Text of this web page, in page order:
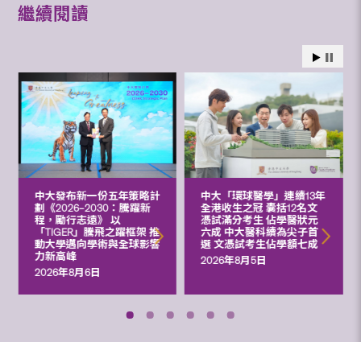
繼續閱讀
中大發布新一份五年策略計
劃《2026‒2030：騰躍新
程，勵行志遠》 以
「TIGER」騰飛之躍框架 推
動大學邁向學術與全球影響
力新高峰
2026年8月6日
中大「環球醫學」連續13年
全港收生之冠 囊括12名文
憑試滿分考生 佔學醫狀元
六成 中大醫科續為尖子首
選 文憑試考生佔學額七成
2026年8月5日